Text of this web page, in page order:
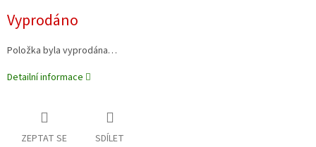
cena:
Vyprodáno
Položka byla vyprodána…
Detailní informace
ZEPTAT SE SDÍLET